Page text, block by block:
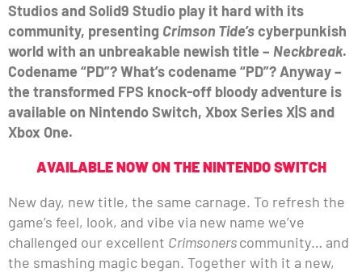
Studios and Solid9 Studio play it hard with its
community, presenting Crimson Tide’scyberpunkish
world with an unbreakable newish title – Neckbreak.
Codename “PD”? What’s codename “PD”? Anyway –
the transformed FPS knock-off bloody adventure is
available on Nintendo Switch, Xbox Series X|S and
Xbox One.
AVAILABLE NOW ON THE NINTENDO SWITCH
New day, new title, the same carnage. To refresh the
game’s feel, look, and vibe via new name we’ve
challenged our excellent Crimsonerscommunity… and
the smashing magic began. Together with it a new,